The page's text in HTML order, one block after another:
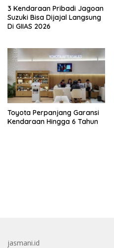
3 Kendaraan Pribadi Jagoan
Suzuki Bisa Dijajal Langsung
Di GIIAS 2026
Toyota Perpanjang Garansi
Kendaraan Hingga 6 Tahun
jasmani.id